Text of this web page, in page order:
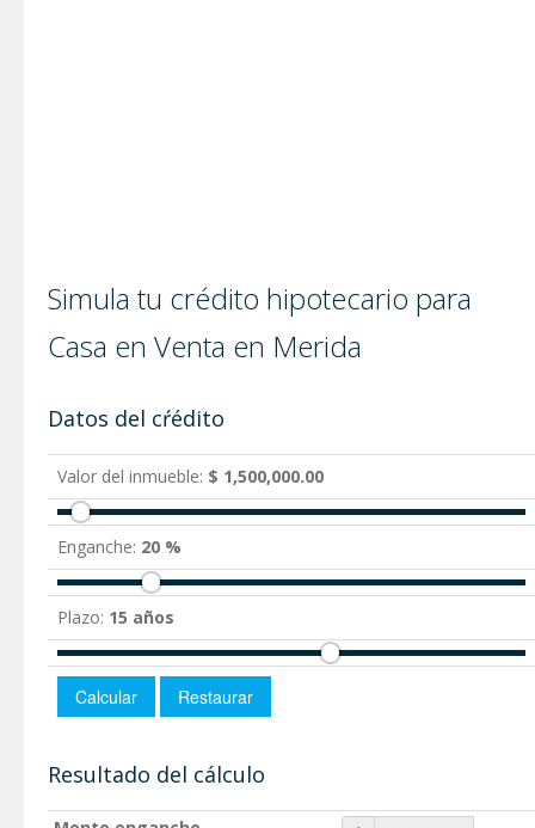
Simula tu crédito hipotecario para
Casa en Venta en Merida
Datos del cŕédito
Valor del inmueble: $ 1,500,000.00
Enganche: 20 %
Plazo: 15 años
Resultado del cálculo